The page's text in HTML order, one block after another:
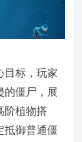
目标，玩家
的僵尸，展
阶植物搭
抵御普通僵